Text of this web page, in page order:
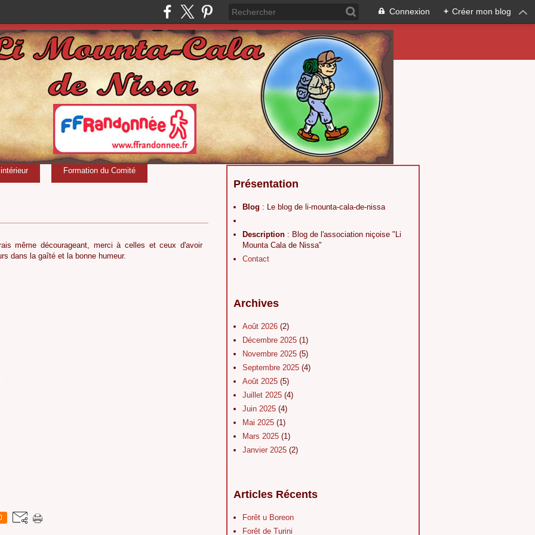
Connexion + Créer mon blog
Formation du Comité
même décourageant, merci à celles et ceux d'avoir
dans la gaîté et la bonne humeur.
Présentation
Blog : Le blog de li-mounta-cala-de-nissa
Description : Blog de l'association niçoise "Li
Mounta Cala de Nissa"
Contact
Archives
Août 2026 (2)
Décembre 2025 (1)
Novembre 2025 (5)
Septembre 2025 (4)
Août 2025 (5)
Juillet 2025 (4)
Juin 2025 (4)
Mai 2025 (1)
Mars 2025 (1)
Janvier 2025 (2)
Articles Récents
Forêt u Boreon
Forêt de Turini